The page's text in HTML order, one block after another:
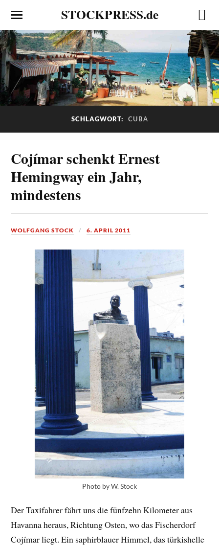
STOCKPRESS.de
SCHLAGWORT: CUBA
Cojímar schenkt Ernest
Hemingway ein Jahr,
mindestens
WOLFGANG STOCK 6. APRIL 2011
Photo by W. Stock
Der Taxifahrer fährt uns die fünfzehn Kilometer aus
Havanna heraus, Richtung Osten, wo das Fischerdorf
Cojímar liegt. Ein saphirblauer Himmel, das türkishelle